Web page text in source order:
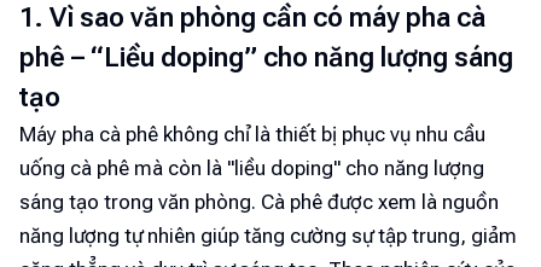
1. Vì sao văn phòng cần có máy pha cà
phê – “Liều doping” cho năng lượng sáng
tạo
Máy pha cà phê không chỉ là thiết bị phục vụ nhu cầu
uống cà phê mà còn là "liều doping" cho năng lượng
sáng tạo trong văn phòng. Cà phê được xem là nguồn
năng lượng tự nhiên giúp tăng cường sự tập trung, giảm